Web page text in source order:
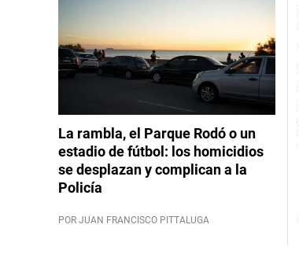
La rambla, el Parque Rodó o un
estadio de fútbol: los homicidios
se desplazan y complican a la
Policía
POR JUAN FRANCISCO PITTALUGA